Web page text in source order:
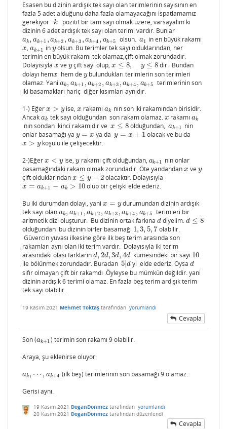
Esasen bu dizinin ardışık tek sayı olan terimlerinin sayısının en
fazla 5 adet alduğunu daha fazla olamayacağını ispatlamamız
gerekiyor. k
k
pozitif bir tam sayı olmak üzere, varsayalım ki
dizinin 6 adet ardışık tek sayı olan terimi vardır. Bunlar
ak , ak+1 , ak+2 , ak+3 , ak+4 , ak+5
ak,ak+1, ak+2,ak +3,ak+4,ak + 5 olsun.a1
a1 in en büyük rakamı
x
x , ak+1
ak+1 iny
yolsun. Bu terimler tek sayı olduklarından, her
terimin en büyük rakamı tek olamaz,çift olmak zorundadır.
Dolayısıyla x
x ve y
yçift sayı olup,x ≤ 8, y ≤ 8
x≤ 8,y≤8
dir. Bundan
dolayı hemx
x hem de y
ybulundukları terimlerin son terimleri
olamaz. Yani ak , ak+1 , ak+2 , ak+3 , ak+4 , ak+5
ak,ak+1, ak+2,ak +3,ak+4,ak+ 5
terimlerinin son
iki basamakları hariç diğer kısımları aynıdır.
1-) Eğer x > y
x> y ise,x
x rakamıak
ak nın son iki rakamından birisidir.
Ancak ak
ak tek sayı olduğundan son rakam olamaz. x
x rakamıak
ak
nın sondan ikinci rakamıdır ve x ≤ 8
x≤ 8 olduğundan,ak+1
ak+1 nin
onlar basamağı ya y = x
y=x ya day = x + 1
y=x+ 1 olacak ve bu da
x > y
x> y koşulu ile çelişecektir.
2-)Eğer x < y
x< y ise,y
yrakamı çift olduğundan, ak+1
ak+1 nin onlar
basamağındaki rakam olmak zorundadır. Öte yandandan x
x ve y
y
çift olduklarından x ≤ y − 2
x≤ y− 2 olacaktır. Dolayısıyla
x = ak+1 − ak > 10
x= ak +1−a >10 olup bir çelişki elde ederiz.
Bu iki durumdan dolayı, yani x = y
x= y
durumundan dizinin ardışık
tek sayı olan ak , ak+1 , ak+2 , ak+3 , ak+4 , ak+5
ak,ak+1, ak+2,ak +3,ak+4,ak+ 5
terimleri bir
aritmetik dizi oluşturur. Bu dizinin ortak farkına d
d diyelim.d ≤ 8
d≤8
olduğundan bu dizinin birler basamağı 1, 3, 5, 7
1,3,5 ,7
olabilir.
Güvercin yuvası ilkesine göre ilk beş terim arasında son
rakamları aynı olan iki terim vardır. Dolayısıyla iki terim
arasındaki olası farkların d, 2d,3d, 4d
d,2d,3d,4d kümesindeki bir sayı 10
10
ile bölünmek zorundadır. Buradan 5 d
5 |dyi elde ederiz. Oysad
d
sıfır olmayan çift bir rakamdı .Öyleyse bu mümkün değıldir. yani
dizinin ardışık 6 terimi olamaz. En fazla beş terim ardışık terim
tek sayı olabilir.
19 Kasım 2021 Mehmet Toktaş tarafından yorumlandı
Cevapla
Son (ak+1
ak+1) terimin son rakamı 9 olabilir.
Araya, şu eklenirse oluyor:
ak , ⋯ , ak+4
ak,⋯ , a k +4 (ilk beş) terimlerinin son basamağı 9 olamaz.
Gerisi aynı.
19 Kasım 2021 DoganDonmez tarafından yorumlandı
20 Kasım 2021 DoganDonmez tarafından düzenlendi
Cevapla